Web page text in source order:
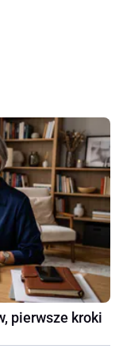
pierwsze kroki